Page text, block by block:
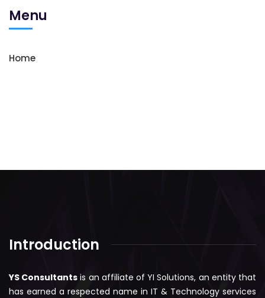
Menu
Home
Introduction
YS Consultants is an affiliate of YI Solutions, an entity that
has earned a respected name in IT & Technology services